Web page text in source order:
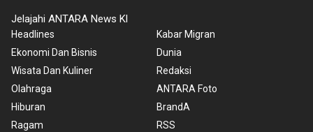
Jelajahi ANTARA News Kl
Headlines
Ekonomi Dan Bisnis
Wisata Dan Kuliner
Olahraga
Hiburan
Ragam
Kabar Migran
Dunia
Redaksi
ANTARA Foto
BrandA
RSS